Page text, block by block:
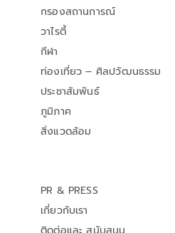
กรองสถานการณ์
วาไรตี้
กีฬา
ท่องเที่ยว – ศิลปวัฒนธรรม
ประชาสัมพันธ์
ภูมิภาค
สิ่งแวดล้อม
PR & PRESS
เกี่ยวกับเรา